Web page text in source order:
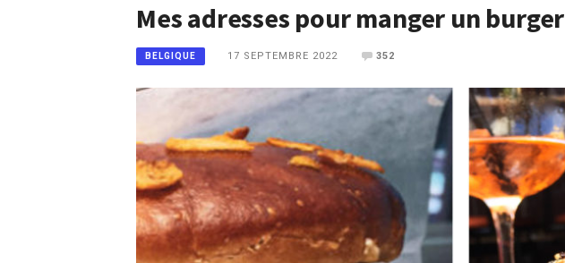
Mes adresses pour manger un burger
BELGIQUE 17 SEPTEMBRE 2022 352